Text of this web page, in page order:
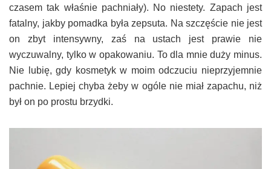
czasem tak właśnie pachniały). No niestety. Zapach jest
fatalny, jakby pomadka była zepsuta. Na szczęście nie jest
on zbyt intensywny, zaś na ustach jest prawie nie
wyczuwalny, tylko w opakowaniu. To dla mnie duży minus.
Nie lubię, gdy kosmetyk w moim odczuciu nieprzyjemnie
pachnie. Lepiej chyba żeby w ogóle nie miał zapachu, niż
był on po prostu brzydki.